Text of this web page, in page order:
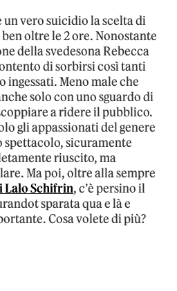
un vero suicidio la scelta di
oltre le 2 ore. Nonostante
della svedesona Rebecca
di sorbirsi così tanti
ingessati. Meno male che
solo con uno sguardo di
a ridere il pubblico.
gli appassionati del genere
spettacolo, sicuramente
riuscito, ma
Ma poi, oltre alla sempre
Lalo Schifrin, c’è persino il
sparata qua e là e
Cosa volete di più?